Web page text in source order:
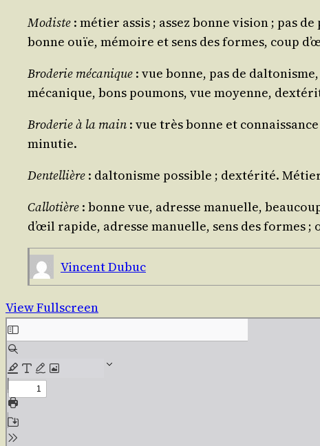
Modiste : métier assis ; assez bonne vision ; pas
bonne ouïe, mémoire et sens des formes, coup
Bro­de­rie méca­nique : vue bonne, pas de
méca­nique, bons pou­mons, vue moyenne,
Bro­de­rie à la main : vue très bonne et
minutie.
Den­tel­lière : dal­to­nisme pos­sible ; dex­té­ri­té.
Cal­lo­tière : bonne vue, adresse manuelle,
d’œil rapide, adresse manuelle, sens des formes
Vincent Dubuc
View Fullscreen